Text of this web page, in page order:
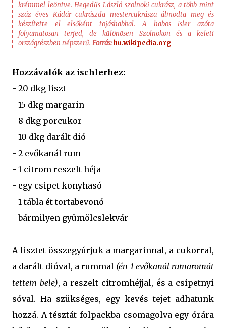
krémmel leöntve. Hegedűs László szolnoki cukrász, a több mint
száz éves Kádár cukrászda mestercukrásza álmodta meg és
készítette el elsőként tojáshabbal. A habos isler azóta
folyamatosan terjed, de különösen Szolnokon és a keleti
országrészben népszerű. Forrás:hu.wikipedia.org
Hozzávalók az ischlerhez:
- 20 dkg liszt
- 15 dkg margarin
- 8 dkg porcukor
- 10 dkg darált dió
- 2 evőkanál rum
- 1 citrom reszelt héja
- egy csipet konyhasó
- 1 tábla ét tortabevonó
- bármilyen gyümölcslekvár
A lisztet összegyúrjuk a margarinnal, a cukorral,
a darált dióval, a rummal (én 1 evőkanál rumaromát
tettem bele), a reszelt citromhéjjal, és a csipetnyi
sóval. Ha szükséges, egy kevés tejet adhatunk
hozzá. A tésztát folpackba csomagolva egy órára